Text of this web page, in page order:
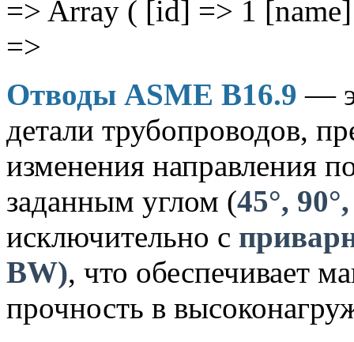
=> Array ( [id] => 1
=>
Отводы ASME B16.9 —
детали трубопроводов,
изменения направления
заданным углом (45°,
исключительно с
BW), что обеспечивает
прочность в